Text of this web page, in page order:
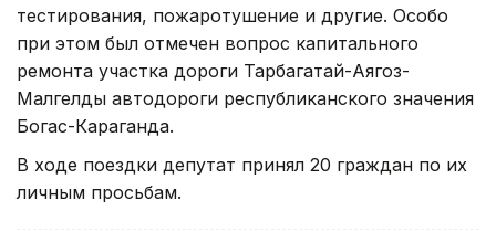
тестирования, пожаротушение и другие. Особо
при этом был отмечен вопрос капитального
ремонта участка дороги Тарбагатай-Аягоз-
Малгелды автодороги республиканского значения
Богас-Караганда.
В ходе поездки депутат принял 20 граждан по их
личным просьбам.